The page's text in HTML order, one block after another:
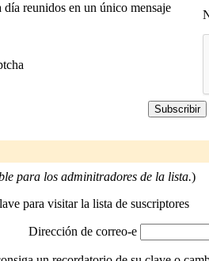
día reunidos en un único mensaje
para los adminitradores de la lista.)
para visitar la lista de suscriptores
Dirección de correo-e